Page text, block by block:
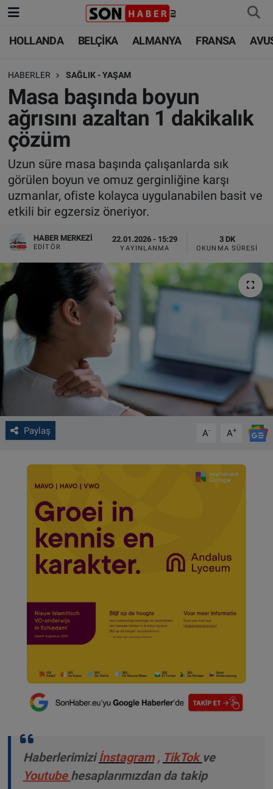
HOLLANDA BELÇİKA ALMANYA FRANSA
HABERLER SAĞLIK - YAŞAM
Masa başında boyun
ağrısını azaltan 1 dakikalık
çözüm
Uzun süre masa başında çalışanlarda sık
görülen boyun ve omuz gerginliğine karşı
uzmanlar, ofiste kolayca uygulanabilen basit ve
etkili bir egzersiz öneriyor.
HABER MERKEZI
EDITÖR
22.01.2026 - 15:29
YAYINLANMA
3 DK
OKUNMA SÜRESI
Paylaş A- A+
Haberlerimizi İnstagram , TikTok ve
Youtube hesaplarımızdan da takip
HOLLANDA
BELÇİKA
ALMANYA
FRANSA
AVUSTURYA
SAĞLIK - YAŞAM
BİLİM-TEKNOLOJİ
HOLLANDA
BELÇİKA
ALMANYA
TÜRKİYE
DÜNYA
BİLİM-TEKNOLOJİ
SAĞLIK
FOTO GALERİ
VIDEO GALERİ
ALGEMENE VOORWAARDEN
CONTACT
Çerez Politikası
Nöbetçi Eczaneler
Hava Durumu
Trafik Durumu
Süper Lig Puan Durumu ve Fikstür
Tüm Manşetler
Son Dakika Haberleri
Haber Arşivi